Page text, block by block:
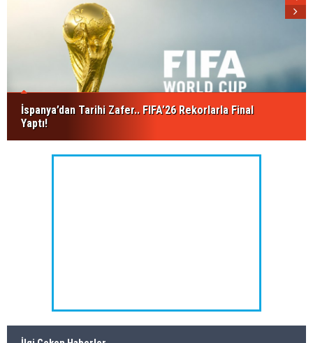
İspanya’dan Tarihi Zafer.. FIFA’26 Rekorlarla Final
Yaptı!